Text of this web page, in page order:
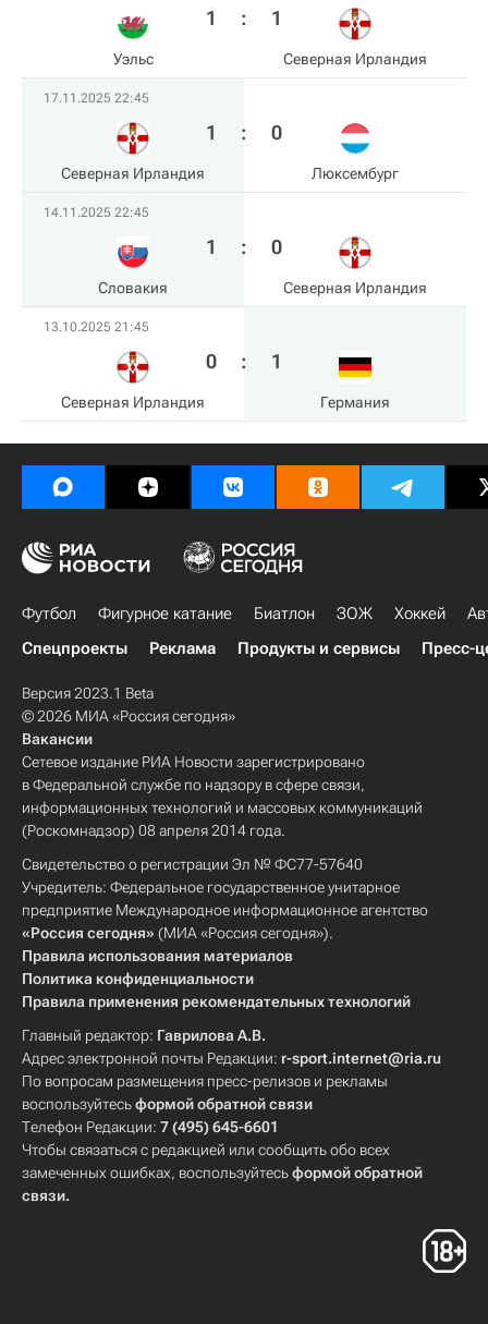
Уэльс
1 : 1
Северная Ирландия
17.11.2025 22:45
Северная Ирландия
1 : 0
Люксембург
14.11.2025 22:45
Словакия
1 : 0
Северная Ирландия
13.10.2025 21:45
Северная Ирландия
0 : 1
Германия
Футбол Фигурное катание Биатлон ЗОЖ Хоккей
Спецпроекты
Реклама Продукты и сервисы Пресс-
Версия 2023.1 Beta
© 2026 МИА «Россия сегодня»
Вакансии
Сетевое издание РИА Новости зарегистрировано
в Федеральной службе по надзору в сфере связи,
информационных технологий и массовых коммуникаций
(Роскомнадзор) 08 апреля 2014 года.
Свидетельство о регистрации Эл № ФС77-57640
Учредитель: Федеральное государственное унитарное
предприятие Международное информационное агентство
«Россия сегодня» (МИА «Россия сегодня»).
Правила использования материалов
Политика конфиденциальности
Правила применения рекомендательных технологий
Главный редактор: Гаврилова А.В.
Адрес электронной почты Редакции: r-sport.internet@ria.ru
По вопросам размещения пресс-релизов и рекламы
воспользуйтесьформой обратной связи
Телефон Редакции: 7 (495) 645-6601
Чтобы связаться с редакцией или сообщить обо всех
замеченных ошибках, воспользуйтесьформой обратной
связи.